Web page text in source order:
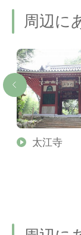
周辺に
太江寺